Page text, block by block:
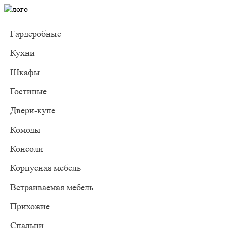
Гардеробные
Кухни
Шкафы
Гостиные
Двери-купе
Комоды
Консоли
Корпусная мебель
Встраиваемая мебель
Прихожие
Спальни